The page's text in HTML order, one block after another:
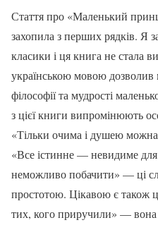
Стаття про «Маленький
захопила з перших рядків. Я
класики і ця книга не стала
українською мовою дозволив
філософії та мудрості
з цієї книги випромінюють
«Тільки очима і душею
«Все істинне — невидиме
неможливо побачити» — ці
простотою. Цікавою є також
тих, кого приручили» — вона